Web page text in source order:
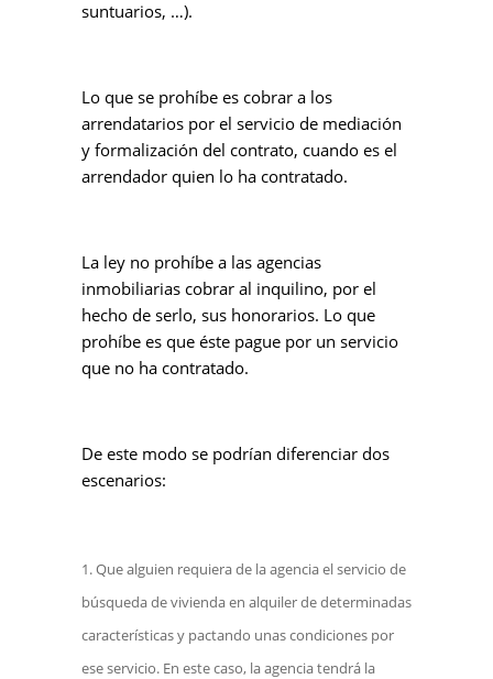
suntuarios, …).
Lo que se prohíbe es cobrar a los
arrendatarios por el servicio de mediación
y formalización del contrato, cuando es el
arrendador quien lo ha contratado.
La ley no prohíbe a las agencias
inmobiliarias cobrar al inquilino, por el
hecho de serlo, sus honorarios. Lo que
prohíbe es que éste pague por un servicio
que no ha contratado.
De este modo se podrían diferenciar dos
escenarios:
Que alguien requiera de la agencia el servicio de
búsqueda de vivienda en alquiler de determinadas
características y pactando unas condiciones por
ese servicio. En este caso, la agencia tendrá la